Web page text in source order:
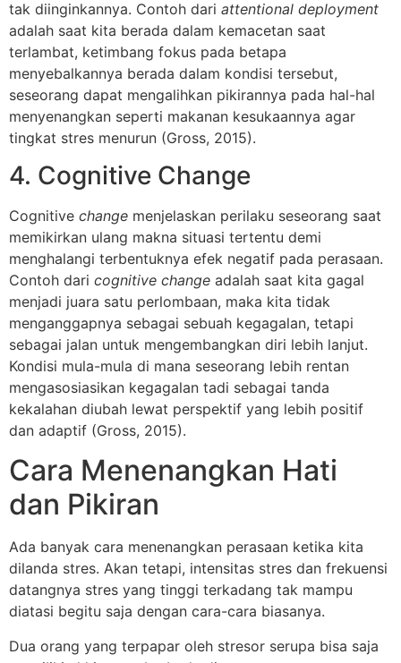
tak diinginkannya. Contoh dari attentional deployment
adalah saat kita berada dalam kemacetan saat
terlambat, ketimbang fokus pada betapa
menyebalkannya berada dalam kondisi tersebut,
seseorang dapat mengalihkan pikirannya pada hal-hal
menyenangkan seperti makanan kesukaannya agar
tingkat stres menurun (Gross, 2015).
4. Cognitive Change
Cognitive change menjelaskan perilaku seseorang saat
memikirkan ulang makna situasi tertentu demi
menghalangi terbentuknya efek negatif pada perasaan.
Contoh dari cognitive change adalah saat kita gagal
menjadi juara satu perlombaan, maka kita tidak
menganggapnya sebagai sebuah kegagalan, tetapi
sebagai jalan untuk mengembangkan diri lebih lanjut.
Kondisi mula-mula di mana seseorang lebih rentan
mengasosiasikan kegagalan tadi sebagai tanda
kekalahan diubah lewat perspektif yang lebih positif
dan adaptif (Gross, 2015).
Cara Menenangkan Hati
dan Pikiran
Ada banyak cara menenangkan perasaan ketika kita
dilanda stres. Akan tetapi, intensitas stres dan frekuensi
datangnya stres yang tinggi terkadang tak mampu
diatasi begitu saja dengan cara-cara biasanya.
Dua orang yang terpapar oleh stresor serupa bisa saja